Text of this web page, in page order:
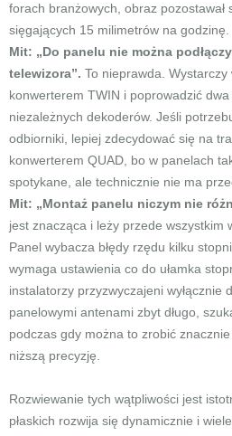
forach branżowych, obraz
sięgających 15 milimetrów na godzinę.
Mit: „Do panelu nie można
telewizora”. To nieprawda. Wystarczy
konwerterem TWIN i poprowadzić
niezależnych dekoderów. Jeśli
odbiorniki, lepiej zdecydować się na
konwerterem QUAD, bo w panelach
spotykane, ale technicznie nie ma
Mit: „Montaż panelu niczym nie
jest znacząca i leży przede wszystkim
Panel wybacza błędy rzędu kilku
wymaga ustawienia co do ułamka
instalatorzy przyzwyczajeni wyłącznie
panelowymi antenami zbyt długo,
podczas gdy można to zrobić
niższą precyzję.
Rozwiewanie tych wątpliwości jest
płaskich rozwija się dynamicznie i